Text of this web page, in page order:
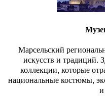
Марсельский
искусств и традиций.
коллекции, которые
национальные костюмы,